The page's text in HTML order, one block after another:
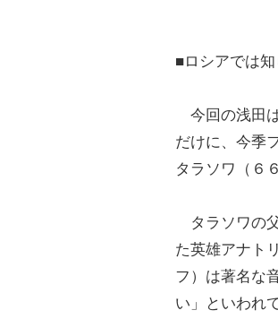
■ロシアでは
今回の浅田
だけに、今季
タラソワ（６
タラソワの
た英雄アナト
フ）は著名な
い」といわれ